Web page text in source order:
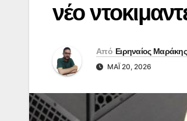
νέο
Από Ειρηναίος Μαράκης
ΜΆΙ 20, 2026